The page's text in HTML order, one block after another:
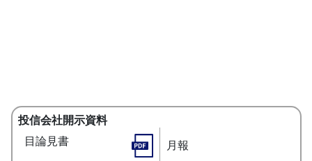
投信会社開示資料
目論見書
月報